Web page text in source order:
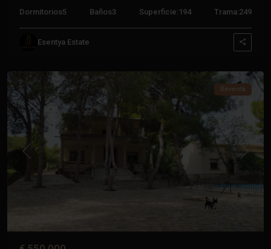
Dormitorios5 Baños3 Superficie: 194 Trama:249
Esentya Estate
Los
Balcones,
Anterior
Reventa
Oficina Costa Blanca
Calle Mayor, 11, 03188 - La Mata, Torrevieja (Alicante)
info@esentyaestate.com